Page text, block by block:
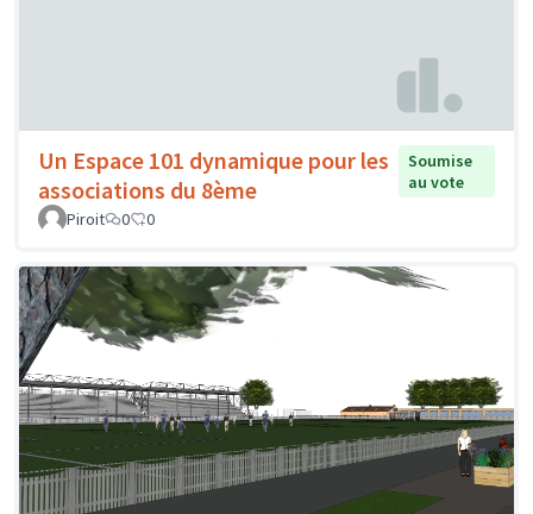
Un Espace 101 dynamique pour les
associations du 8ème
Soumise
au vote
Piroit
0 0